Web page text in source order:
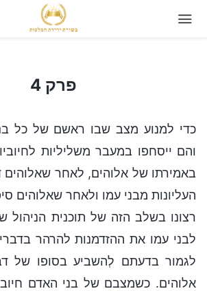
פרק 4
פרק 4
כדי למנוע מצב שבו ראשם של כל
והם ייסחפו במעבר משליליות
באמירתו של אלוהים, לאחר שאלוהים
העליונות מבני עמו ולאחר שאלוהים
רצונו בשלב הזה של תוכנית הניהול
לבני עמו את ההזדמנות להרהר
לגמור בדעתם לְהשביע בסופו של
אלוהים. כשמצבם של בני האדם